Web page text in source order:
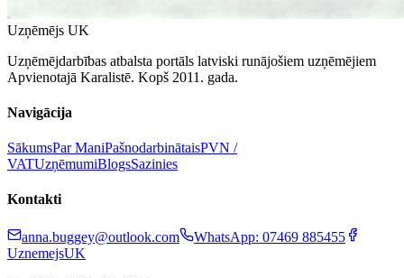
Uzņēmējs UK
Uzņēmējdarbības atbalsta portāls latviski runājošiem uzņēmējiem
Apvienotajā Karalistē. Kopš 2011. gada.
Navigācija
SākumsPar ManiPašnodarbinātaisPVN /
VATUzņēmumiBlogsSazinies
Kontakti
anna.buggey@outlook.com
WhatsApp: 07469 885455
UznemejsUK